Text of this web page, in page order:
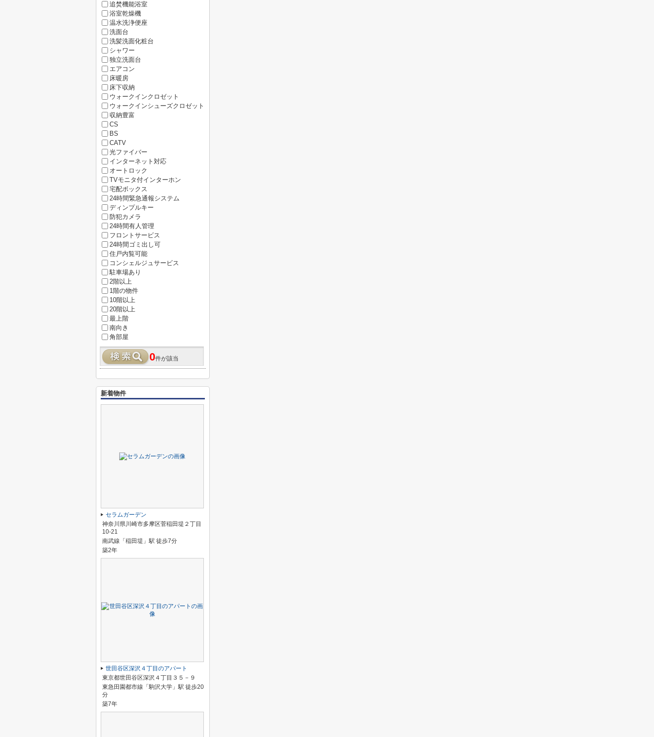
追焚機能浴室
浴室乾燥機
温水洗浄便座
洗面台
洗髪洗面化粧台
シャワー
独立洗面台
エアコン
床暖房
床下収納
ウォークインクロゼット
ウォークインシューズクロゼット
収納豊富
CS
BS
CATV
光ファイバー
インターネット対応
オートロック
TVモニタ付インターホン
宅配ボックス
24時間緊急通報システム
ディンプルキー
防犯カメラ
24時間有人管理
フロントサービス
24時間ゴミ出し可
住戸内覧可能
コンシェルジュサービス
駐車場あり
2階以上
1階の物件
10階以上
20階以上
最上階
南向き
角部屋
0件が該当
新着物件
セラムガーデン
神奈川県川崎市多摩区菅稲田堤２丁目
10-21
南武線「稲田堤」駅 徒歩7分
築2年
世田谷区深沢４丁目のアパート
東京都世田谷区深沢４丁目３５－９
東急田園都市線「駒沢大学」駅 徒歩20
分
築7年